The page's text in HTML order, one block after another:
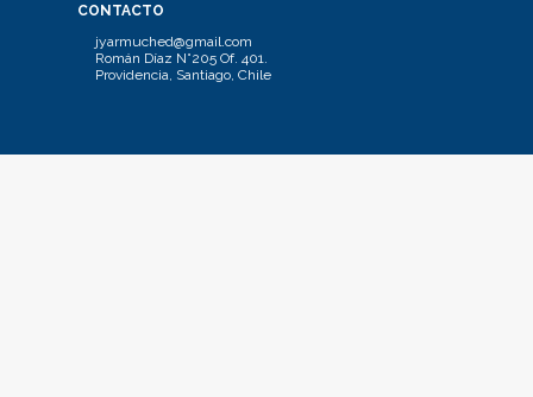
CONTACTO
jyarmuched@gmail.com
Román Díaz N°205 Of. 401.
Providencia, Santiago, Chile